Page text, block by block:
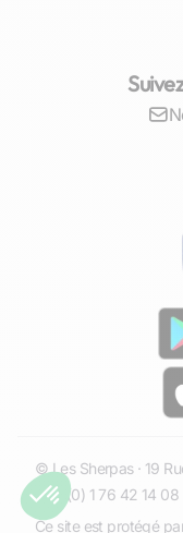
© Les Sherpas · 19
+33 (0) 1 76 42 14 08
Ce site est protégé